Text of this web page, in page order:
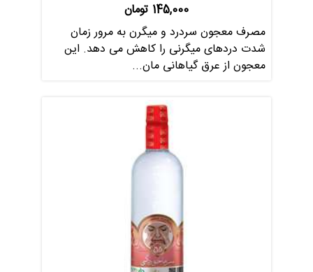
145,000 تومان
مصرف معجون سردرد و میگرن به مرور زمان
شدت دردهای میگرنی را کاهش می دهد. این
معجون از عرق گیاهانی مان...